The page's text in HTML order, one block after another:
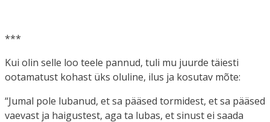
***
Kui olin selle loo teele pannud, tuli mu juurde täiesti
ootamatust kohast üks oluline, ilus ja kosutav mõte:
“Jumal pole lubanud, et sa pääsed tormidest, et sa pääsed
vaevast ja haigustest, aga ta lubas, et sinust ei saada